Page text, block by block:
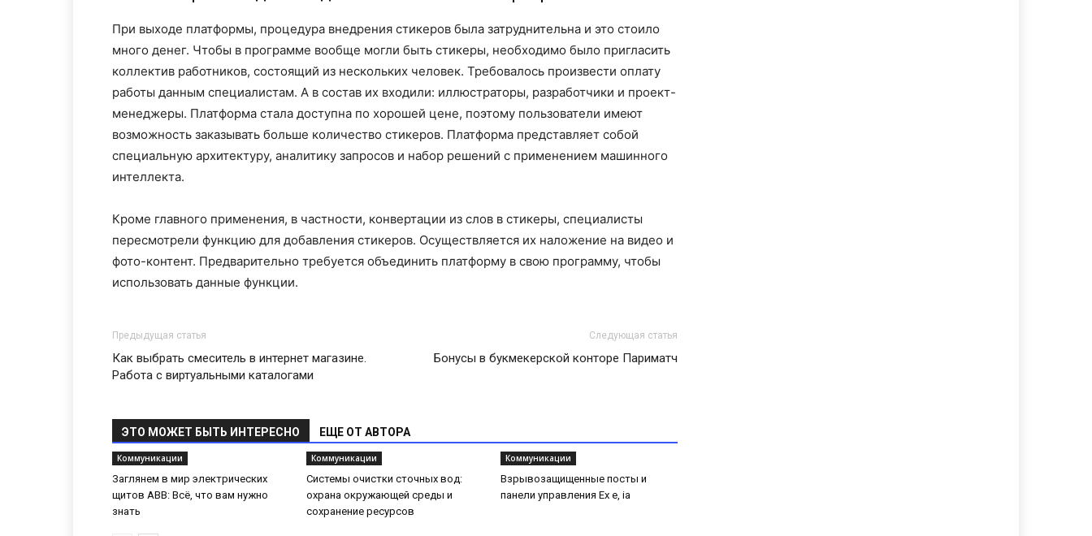
При выходе платформы, процедура внедрения стикеров была затруднительна и это стоило
много денег. Чтобы в программе вообще могли быть стикеры, необходимо было пригласить
коллектив работников, состоящий из нескольких человек. Требовалось произвести оплату
работы данным специалистам. А в состав их входили: иллюстраторы, разработчики и проект-
менеджеры. Платформа стала доступна по хорошей цене, поэтому пользователи имеют
возможность заказывать больше количество стикеров. Платформа представляет собой
специальную архитектуру, аналитику запросов и набор решений с применением машинного
интеллекта.
Кроме главного применения, в частности, конвертации из слов в стикеры, специалисты
пересмотрели функцию для добавления стикеров. Осуществляется их наложение на видео и
фото-контент. Предварительно требуется объединить платформу в свою программу, чтобы
использовать данные функции.
Предыдущая статья
Как выбрать смеситель в интернет магазине.
Работа с виртуальными каталогами
Следующая статья
Бонусы в букмекерской конторе Париматч
ЭТО МОЖЕТ БЫТЬ ИНТЕРЕСНО ЕЩЕ ОТ АВТОРА
Коммуникации
Заглянем в мир электрических
щитов ABB: Всё, что вам нужно
знать
Коммуникации
Системы очистки сточных вод:
охрана окружающей среды и
сохранение ресурсов
Коммуникации
Взрывозащищенные посты и
панели управления Ex e, ia